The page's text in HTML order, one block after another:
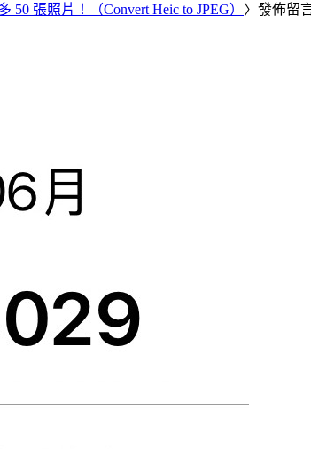
張照片！（Convert Heic to JPEG） 〉發佈留